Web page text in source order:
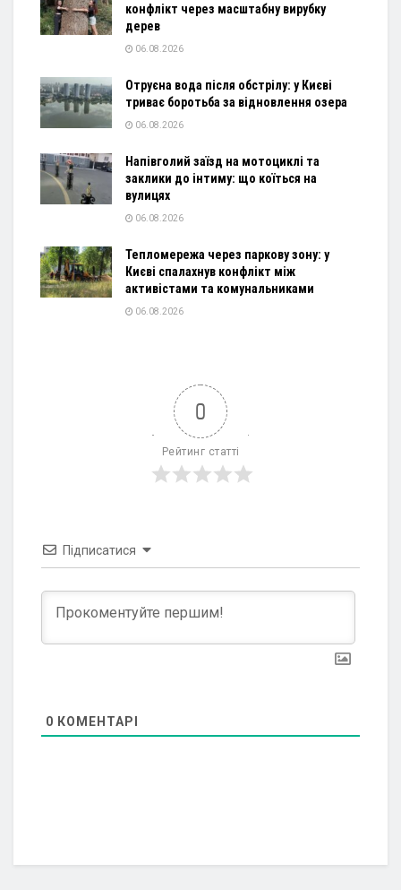
конфлікт через масштабну вирубку
дерев
06.08.2026
Отруєна вода після обстрілу: у Києві
триває боротьба за відновлення озера
06.08.2026
Напівголий заїзд на мотоциклі та
заклики до інтиму: що коїться на
вулицях
06.08.2026
Тепломережа через паркову зону: у
Києві спалахнув конфлікт між
активістами та комунальниками
06.08.2026
0
Рейтинг статті
Підписатися
0 КОМЕНТАРІ